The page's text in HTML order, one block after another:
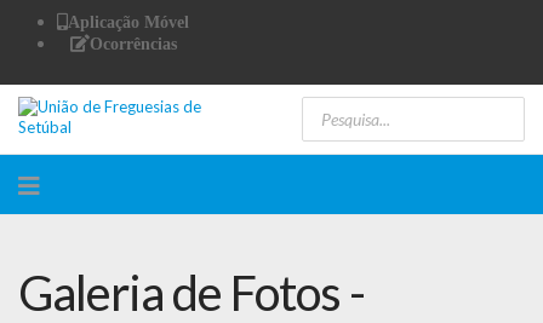
Aplicação Móvel
Ocorrências
Galeria de Fotos -